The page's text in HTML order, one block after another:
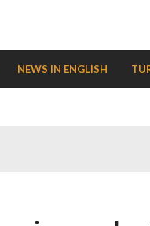
NEWS IN ENGLISH